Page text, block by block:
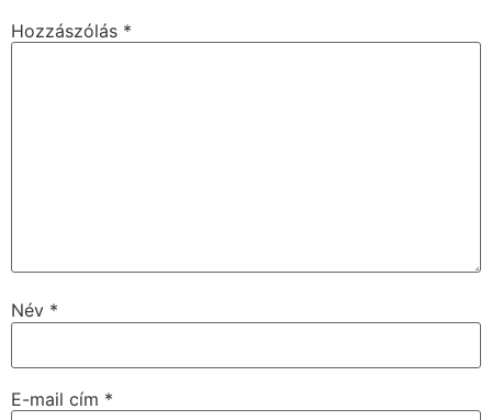
Hozzászólás *
Név *
E-mail cím *